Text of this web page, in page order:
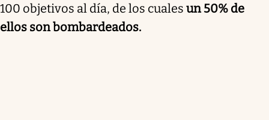
100 objetivos al día, de los cuales un 50% de
ellos son bombardeados.